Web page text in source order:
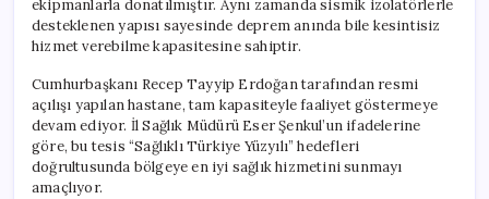
ekipmanlarla donatılmıştır. Aynı zamanda sismik izolatörlerle
desteklenen yapısı sayesinde deprem anında bile kesintisiz
hizmet verebilme kapasitesine sahiptir.
Cumhurbaşkanı Recep Tayyip Erdoğan tarafından resmi
açılışı yapılan hastane, tam kapasiteyle faaliyet göstermeye
devam ediyor. İl Sağlık Müdürü Eser Şenkul’un ifadelerine
göre, bu tesis “Sağlıklı Türkiye Yüzyılı” hedefleri
doğrultusunda bölgeye en iyi sağlık hizmetini sunmayı
amaçlıyor.